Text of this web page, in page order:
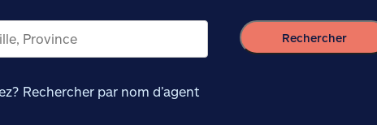
Rechercher
Rechercher par nom d’agent